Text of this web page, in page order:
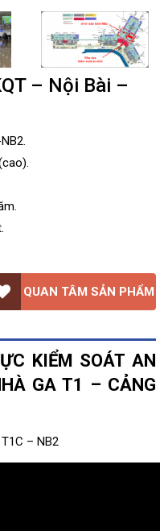
– Nội Bài –
QUAN TÂM SẢN PHẨM
KIỂM SOÁT AN
GA T1 – CẢNG
– NB2